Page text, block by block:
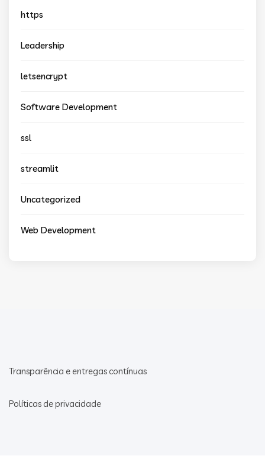
https
Leadership
letsencrypt
Software Development
ssl
streamlit
Uncategorized
Web Development
Transparência e entregas contínuas
Políticas de privacidade